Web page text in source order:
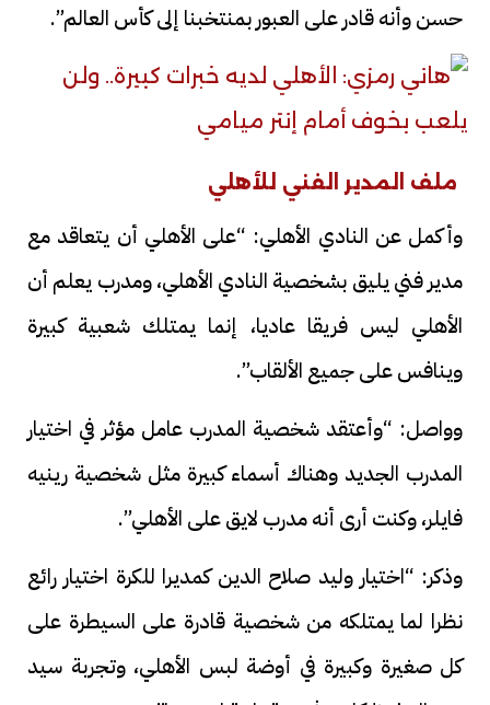
حسن وأنه قادر على العبور بمنتخبنا إلى كأس العالم”.
ملف المدير الفني للأهلي
وأكمل عن النادي الأهلي: “على الأهلي أن يتعاقد مع
مدير فني يليق بشخصية النادي الأهلي، ومدرب يعلم أن
الأهلي ليس فريقا عاديا، إنما يمتلك شعبية كبيرة
وينافس على جميع الألقاب”.
وواصل: “وأعتقد شخصية المدرب عامل مؤثر في اختيار
المدرب الجديد وهناك أسماء كبيرة مثل شخصية رينيه
فايلر، وكنت أرى أنه مدرب لايق على الأهلي”.
وذكر: “اختيار وليد صلاح الدين كمديرا للكرة اختيار رائع
نظرا لما يمتلكه من شخصية قادرة على السيطرة على
كل صغيرة وكبيرة في أوضة لبس الأهلي، وتجربة سيد